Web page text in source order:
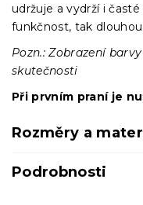
udržuje a vydrží i
funkčnost, tak
Pozn.: Zobrazení
skutečnosti
Při prvním praní je
Rozměry a
Podrobnosti